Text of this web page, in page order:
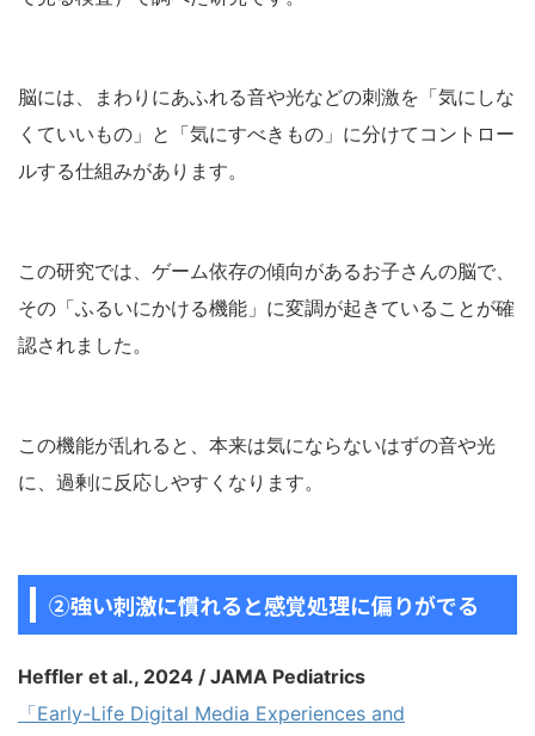
脳には、まわりにあふれる音や光などの刺激を「気にしな
くていいもの」と「気にすべきもの」に分けてコントロー
ルする仕組みがあります。
この研究では、ゲーム依存の傾向があるお子さんの脳で、
その「ふるいにかける機能」に変調が起きていることが確
認されました。
この機能が乱れると、本来は気にならないはずの音や光
に、過剰に反応しやすくなります。
②強い刺激に慣れると感覚処理に偏りがでる
Heffler et al., 2024 / JAMA Pediatrics
「Early-Life Digital Media Experiences and